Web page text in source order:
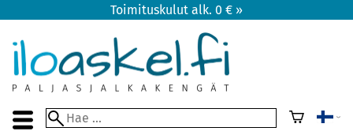
Toimituskulut alk. 0 € »